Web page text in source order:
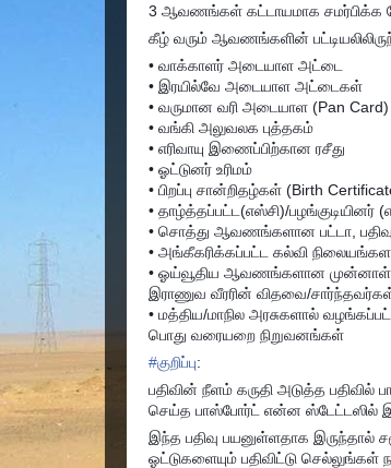
3 ஆவணங்கள் கட்டாயமாக சமர்பிக்க
கீழ் வரும் ஆவணங்களின்
• வாக்காளர் அடையாள அட்டை
• இரயில்வே அடையாள அட்டைகள்
• வருமான வரி அடையாள (Pan
• வங்கி அலுவலக புத்தகம்
• எரிவாயு இணைப்பிற்கான ரசீது
• ஓட்டுனர் உரிமம்
• பிறப்பு சான்றிதழ்கள் (Birth
• தாழ்த்தப்பட்ட(எஸ்சி)/பழங்குடியினர்
• சொத்து ஆவணங்களான பட்டா,
• அங்கீகரிக்கப்பட்ட கல்வி
• ஓய்வூதிய ஆவணங்களான முன்னாள்
இராணுவ வீரரின் விதவை/
• மத்திய/மாநில அரசுகளால்
பொது வரையறை நிறுவனங்கள்
#குறிப்பு:
பதிவின் நீளம் கருதி அடுத்த
செய்த பாஸ்போர்ட் என்ன ஸ்டேட்டஸில்
இந்த பதிவு பயனுள்ளதாக இருந்தால்
ஓட்டுகளையும் பதிவிட்டு செல்லுங்கள்